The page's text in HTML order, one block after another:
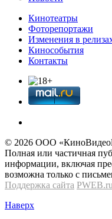
Кинотеатры
Фоторепортажи
Изменения в
Кинособытия
Контакты
© 2026 OOО
Полная или частичная
информации, включая
возможна только с
Поддержка сайта PWEB.ru
Наверх